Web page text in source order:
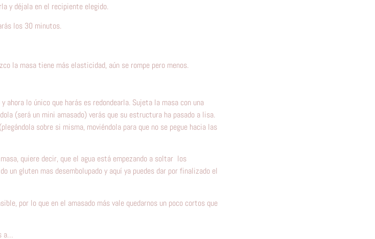
y déjala en el recipiente elegido.
los 30 minutos.
la masa tiene más elasticidad, aún se rompe pero menos.
ahora lo único que harás es redondearla. Sujeta la masa con una
(será un mini amasado) verás que su estructura ha pasado a lisa.
sobre si misma, moviéndola para que no se pegue hacia las
quiere decir, que el agua está empezando a soltar los
un gluten mas desembolupado y aquí ya puedes dar por finalizado el
por lo que en el amasado más vale quedarnos un poco cortos que
a…